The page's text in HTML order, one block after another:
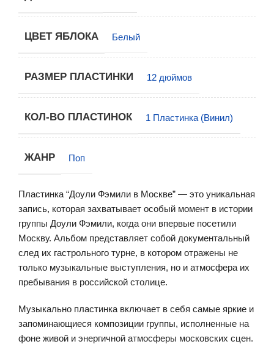
ЦВЕТ ЯБЛОКА Белый
РАЗМЕР ПЛАСТИНКИ 12 дюймов
КОЛ-ВО ПЛАСТИНОК 1 Пластинка (Винил)
ЖАНР Поп
Пластинка “Доули Фэмили в Москве” — это уникальная
запись, которая захватывает особый момент в истории
группы Доули Фэмили, когда они впервые посетили
Москву. Альбом представляет собой документальный
след их гастрольного турне, в котором отражены не
только музыкальные выступления, но и атмосфера их
пребывания в российской столице.
Музыкально пластинка включает в себя самые яркие и
запоминающиеся композиции группы, исполненные на
фоне живой и энергичной атмосферы московских сцен.